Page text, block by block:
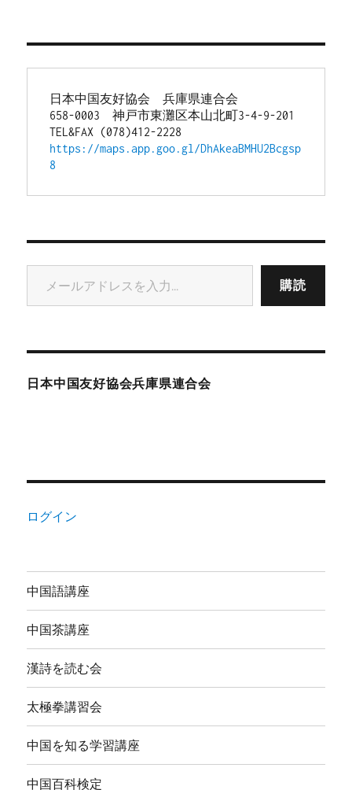
日本中国友好協会　兵庫県連合会
658-0003　神戸市東灘区本山北町3-4-9-201
TEL&FAX (078)412-2228
https://maps.app.goo.gl/DhAkeaBMHU2Bcgsp
8
メールアドレスを入力...
購読
日本中国友好協会兵庫県連合会
ログイン
中国語講座
中国茶講座
漢詩を読む会
太極拳講習会
中国を知る学習講座
中国百科検定